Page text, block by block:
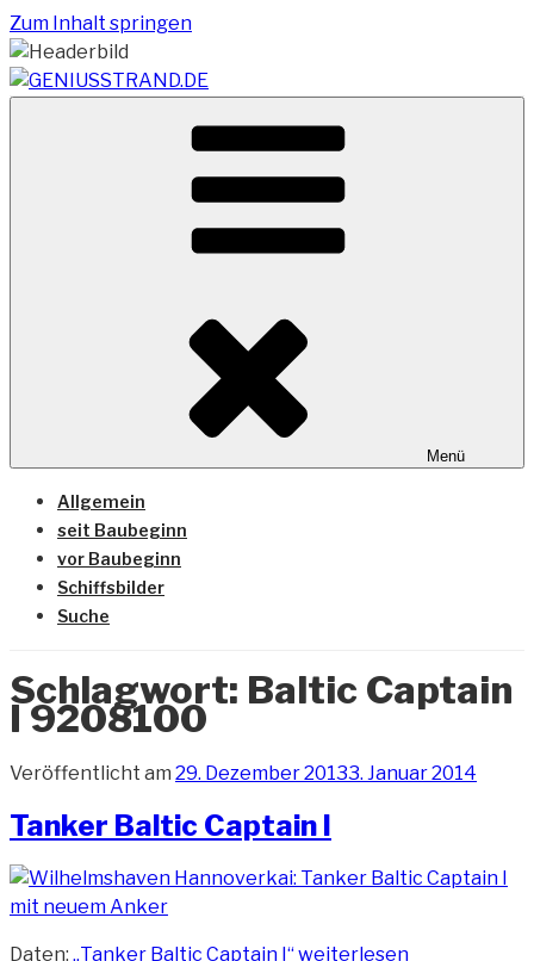
Zum Inhalt springen
GENIUSSTRAND.DE
Vom Geniusstrand zum JadeWeserPort/Container
Terminal Wilhelmshaven
Menü
Allgemein
seit Baubeginn
vor Baubeginn
Schiffsbilder
Suche
Schlagwort: Baltic Captain
I 9208100
Veröffentlicht am 29. Dezember 20133. Januar 2014
Tanker Baltic Captain I
Daten: „Tanker Baltic Captain I“weiterlesen